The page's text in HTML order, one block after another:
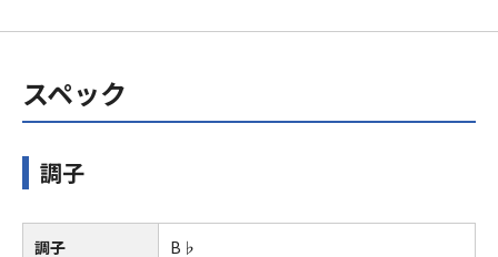
スペック
調子
調子 B♭